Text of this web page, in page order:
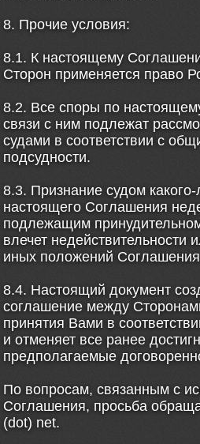
8. Прочие условия:
8.1. К настоящему
Сторон применяется право
8.2. Все споры по
связи с ним подлежат
судами в соответствии с
подсудности.
8.3. Признание судом
настоящего Соглашения
подлежащим
влечет недействительности
иных положений
8.4. Настоящий документ
соглашение между
принятия Вами в
и отменяет все ранее
предполагаемые
По вопросам, связанным с
Соглашения, просьба
(dot) net.